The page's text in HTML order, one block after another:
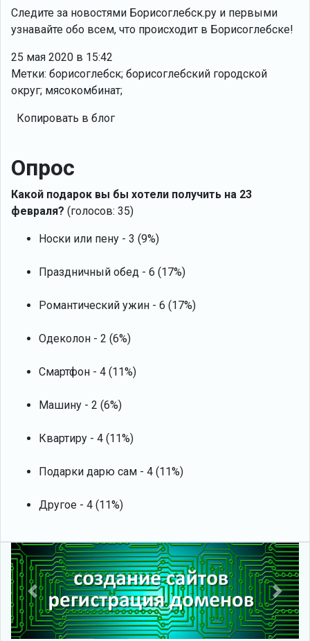
Следите за новостями Борисоглебск.ру и первыми
узнавайте обо всем, что происходит в Борисоглебске!
25 мая 2020 в 15:42
Метки: борисоглебск; борисоглебский городской
округ; мясокомбинат;
Копировать в блог
Опрос
Какой подарок вы бы хотели получить на 23
февраля? (голосов: 35)
Носки или пену - 3 (9%)
Праздничный обед - 6 (17%)
Романтический ужин - 6 (17%)
Одеколон - 2 (6%)
Смартфон - 4 (11%)
Машину - 2 (6%)
Квартиру - 4 (11%)
Подарки дарю сам - 4 (11%)
Другое - 4 (11%)
Previous Next